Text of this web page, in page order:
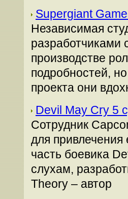
Supergiant
Независимая
разработчиками
производстве
подробностей,
проекта они
Devil May Cry 5
Сотрудник
для привлечения
часть боевика
слухам,
Theory – автор